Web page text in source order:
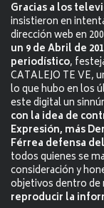
Gracias a los
insistieron en
dirección web en
un 9 de Abril de
periodístico,
CATALEJO TE VE,
lo que hubo en los
este digital un
con la idea de
Expresión, más
Férrea defensa
todos quienes se
consideración y
objetivos dentro de
reproducir la